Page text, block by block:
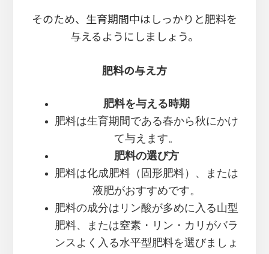
そのため、生育期間中はしっかりと肥料を
与えるようにしましょう。
肥料の与え方
肥料を与える時期
肥料は生育期間である春から秋にかけ
て与えます。
肥料の選び方
肥料は化成肥料（固形肥料）、または
液肥がおすすめです。
肥料の成分はリン酸が多めに入る山型
肥料、または窒素・リン・カリがバラ
ンスよく入る水平型肥料を選びましょ